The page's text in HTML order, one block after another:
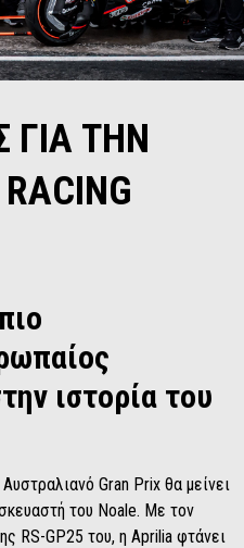
ΓΙΑ ΤΗΝ
ιστορία του
Gran Prix θα μείνει
του Noale. Με τον
RS-GP25 του, η Aprilia φτάνει